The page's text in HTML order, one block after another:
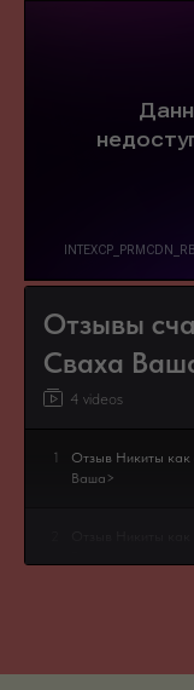
Отзывы
Сваха
4 videos
1
Отзыв Никиты как
Ваша>